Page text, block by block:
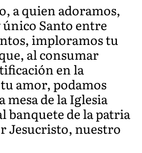
a quien adoramos,
Santo entre
imploramos tu
al consumar
en la
amor, podamos
mesa de la Iglesia
banquete de la patria
Jesucristo, nuestro